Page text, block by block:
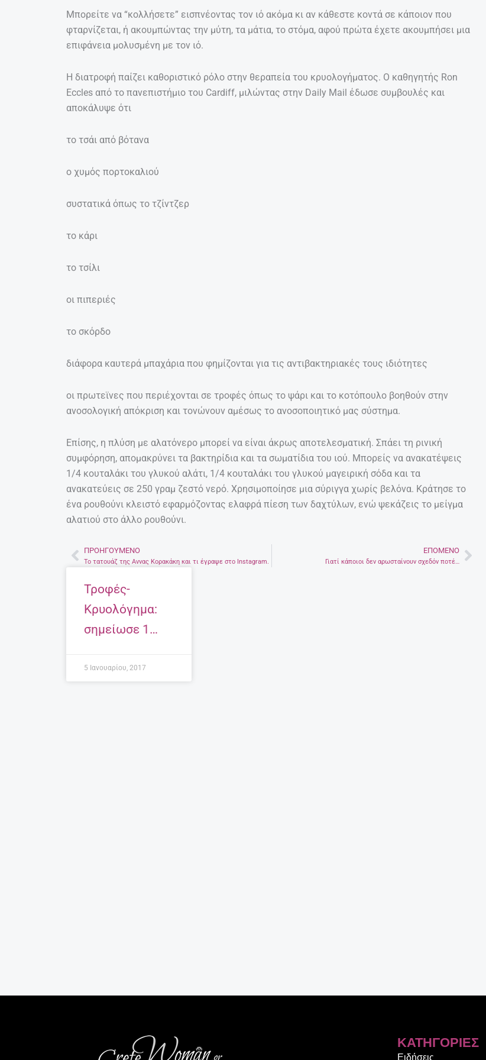
Μπορείτε να “κολλήσετε” εισπνέοντας τον ιό ακόμα κι αν κάθεστε κοντά σε κάποιον που
φταρνίζεται, ή ακουμπώντας την μύτη, τα μάτια, το στόμα, αφού πρώτα έχετε ακουμπήσει μια
επιφάνεια μολυσμένη με τον ιό.
Η διατροφή παίζει καθοριστικό ρόλο στην θεραπεία του κρυολογήματος. Ο καθηγητής Ron
Eccles από το πανεπιστήμιο του Cardiff, μιλώντας στην Daily Mail έδωσε συμβουλές και
αποκάλυψε ότι
το τσάι από βότανα
ο χυμός πορτοκαλιού
συστατικά όπως το τζίντζερ
το κάρι
το τσίλι
οι πιπεριές
το σκόρδο
διάφορα καυτερά μπαχάρια που φημίζονται για τις αντιβακτηριακές τους ιδιότητες
οι πρωτεϊνες που περιέχονται σε τροφές όπως το ψάρι και το κοτόπουλο βοηθούν στην
ανοσολογική απόκριση και τονώνουν αμέσως το ανοσοποιητικό μας σύστημα.
Επίσης, η πλύση με αλατόνερο μπορεί να είναι άκρως αποτελεσματική. Σπάει τη ρινική
συμφόρηση, απομακρύνει τα βακτηρίδια και τα σωματίδια του ιού. Μπορείς να ανακατέψεις
1/4 κουταλάκι του γλυκού αλάτι, 1/4 κουταλάκι του γλυκού μαγειρική σόδα και τα
ανακατεύεις σε 250 γραμ ζεστό νερό. Χρησιμοποίησε μια σύριγγα χωρίς βελόνα. Κράτησε το
ένα ρουθούνι κλειστό εφαρμόζοντας ελαφρά πίεση των δαχτύλων, ενώ ψεκάζεις το μείγμα
αλατιού στο άλλο ρουθούνι.
Prev
ΠΡΟΗΓΟΎΜΕΝΟ
To τατουάζ της Αννας Κορακάκη και τι έγραψε στο Instagram.
ΕΠΌΜΕΝΟ
Γιατί κάποιοι δεν αρωσταίνουν σχεδόν ποτέ… Next
Τροφές-
Κρυολόγημα:
σημείωσε 1…
5 Ιανουαρίου, 2017
ΚΑΤΗΓΟΡΊΕΣ